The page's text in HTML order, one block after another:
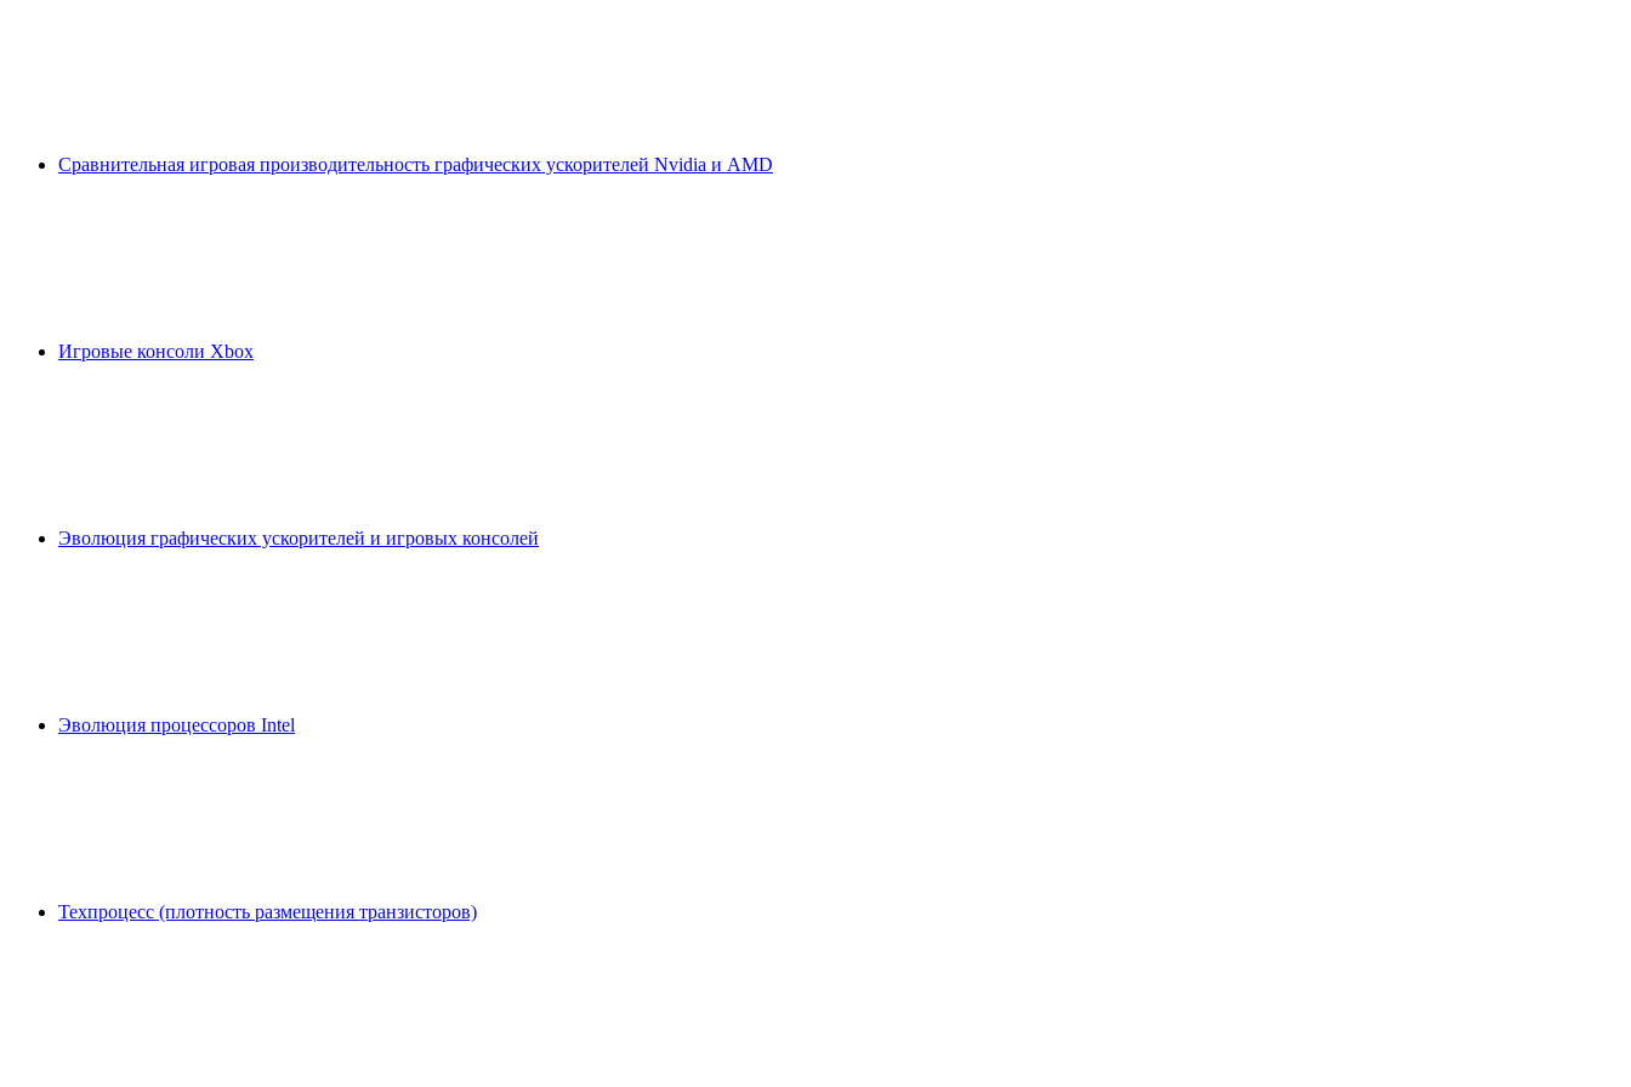
Сравнительная игровая производительность графических ускорителей Nvidia и AMD
Игровые консоли Xbox
Эволюция графических ускорителей и игровых консолей
Эволюция процессоров Intel
Техпроцесс (плотность размещения транзисторов)